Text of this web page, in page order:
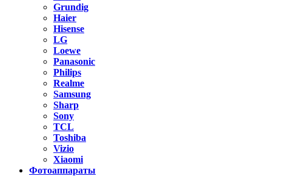
Grundig
Haier
Hisense
LG
Loewe
Panasonic
Philips
Realme
Samsung
Sharp
Sony
TCL
Toshiba
Vizio
Xiaomi
Фотоаппараты